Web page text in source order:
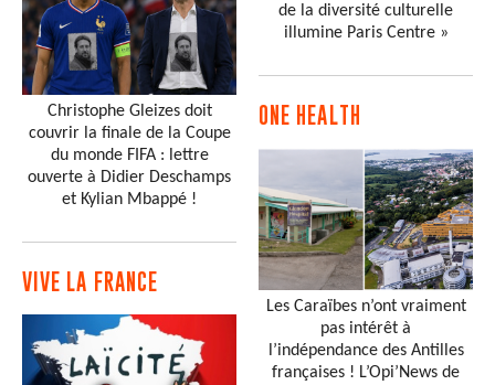
Christophe Gleizes doit
couvrir la finale de la Coupe
du monde FIFA : lettre
ouverte à Didier Deschamps
et Kylian Mbappé !
VIVE LA FRANCE
de la diversité culturelle
illumine Paris Centre »
ONE HEALTH
Les Caraïbes n’ont vraiment
pas intérêt à
l’indépendance des Antilles
françaises ! L’Opi’News de